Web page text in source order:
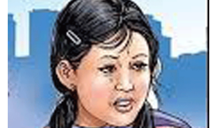
स्वास्थ्य
भिडियो